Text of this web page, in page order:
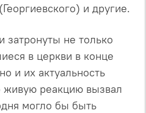
и другие.
затронуты не только
в церкви в конце
и их актуальность
живую реакцию вызвал
могло бы быть